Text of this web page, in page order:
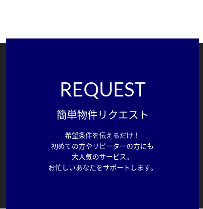
REQUEST
簡単物件リクエスト
希望条件を伝えるだけ！
初めての方やリピーターの方にも
大人気のサービス。
お忙しいあなたをサポートします。